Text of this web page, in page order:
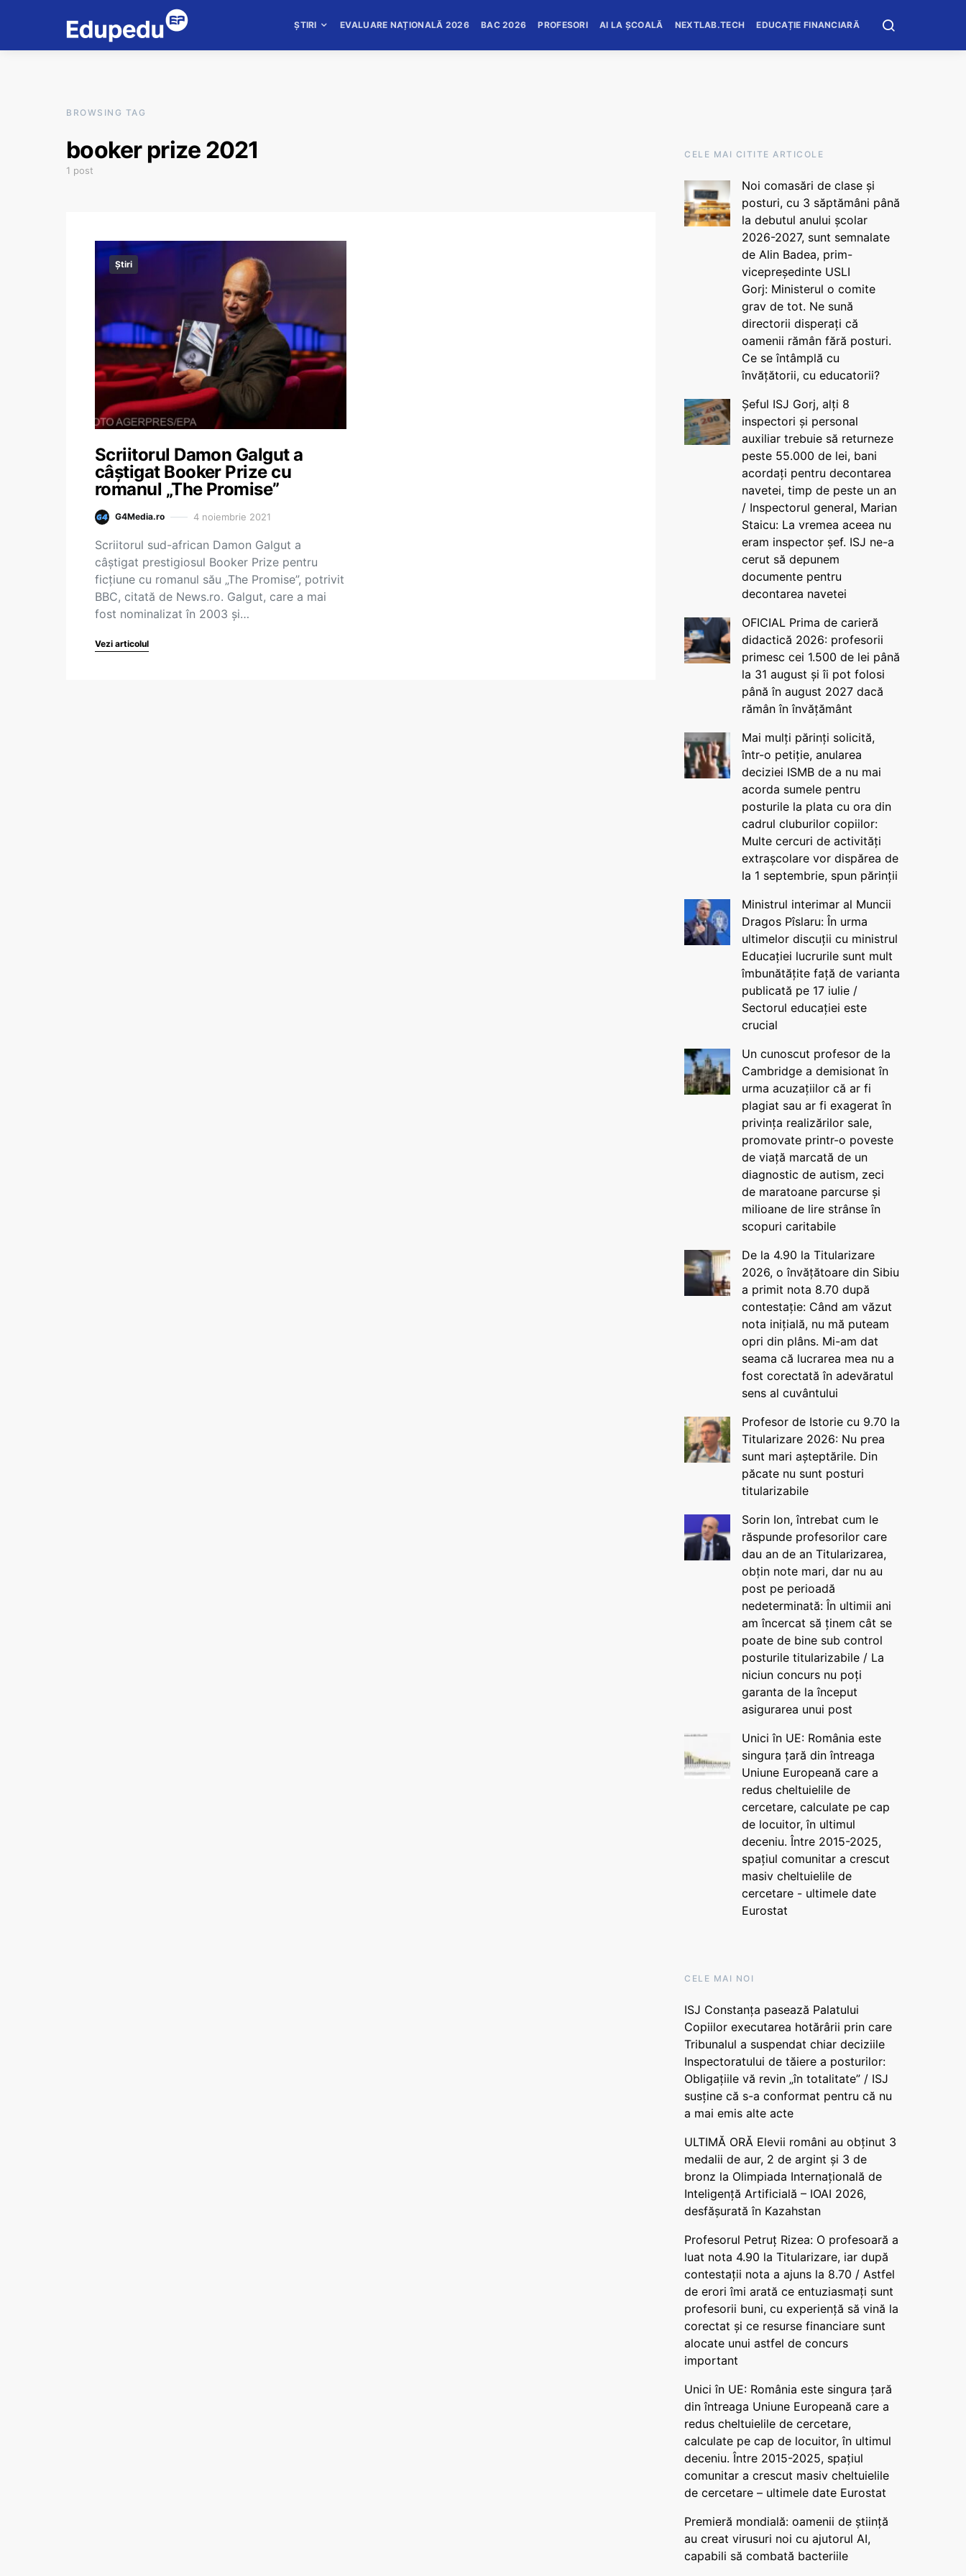
ȘTIRI EVALUARE NAȚIONALĂ 2026 BAC 2026 PROFESORI AI LA ȘCOALĂ NEXTLAB.TECH EDUCAȚIE FINANCIARĂ
BROWSING TAG
booker prize 2021
1 post
Știri
Scriitorul Damon Galgut a
câştigat Booker Prize cu
romanul „The Promise”
G4Media.ro 4 noiembrie 2021
Scriitorul sud-african Damon Galgut a
câştigat prestigiosul Booker Prize pentru
ficţiune cu romanul său „The Promise”, potrivit
BBC, citată de News.ro. Galgut, care a mai
fost nominalizat în 2003 şi…
Vezi articolul
CELE MAI CITITE ARTICOLE
Noi comasări de clase și
posturi, cu 3 săptămâni până
la debutul anului școlar
2026-2027, sunt semnalate
de Alin Badea, prim-
vicepreședinte USLI
Gorj: Ministerul o comite
grav de tot. Ne sună
directorii disperați că
oamenii rămân fără posturi.
Ce se întâmplă cu
învățătorii, cu educatorii?
Șeful ISJ Gorj, alți 8
inspectori și personal
auxiliar trebuie să returneze
peste 55.000 de lei, bani
acordați pentru decontarea
navetei, timp de peste un an
/ Inspectorul general, Marian
Staicu: La vremea aceea nu
eram inspector șef. ISJ ne-a
cerut să depunem
documente pentru
decontarea navetei
OFICIAL Prima de carieră
didactică 2026: profesorii
primesc cei 1.500 de lei până
la 31 august și îi pot folosi
până în august 2027 dacă
rămân în învățământ
Mai mulți părinți solicită,
într-o petiție, anularea
deciziei ISMB de a nu mai
acorda sumele pentru
posturile la plata cu ora din
cadrul cluburilor copiilor:
Multe cercuri de activități
extrașcolare vor dispărea de
la 1 septembrie, spun părinții
Ministrul interimar al Muncii
Dragos Pîslaru: În urma
ultimelor discuții cu ministrul
Educației lucrurile sunt mult
îmbunătățite față de varianta
publicată pe 17 iulie /
Sectorul educației este
crucial
Un cunoscut profesor de la
Cambridge a demisionat în
urma acuzațiilor că ar fi
plagiat sau ar fi exagerat în
privința realizărilor sale,
promovate printr-o poveste
de viață marcată de un
diagnostic de autism, zeci
de maratoane parcurse și
milioane de lire strânse în
scopuri caritabile
De la 4.90 la Titularizare
2026, o învățătoare din Sibiu
a primit nota 8.70 după
contestație: Când am văzut
nota inițială, nu mă puteam
opri din plâns. Mi-am dat
seama că lucrarea mea nu a
fost corectată în adevăratul
sens al cuvântului
Profesor de Istorie cu 9.70 la
Titularizare 2026: Nu prea
sunt mari așteptările. Din
păcate nu sunt posturi
titularizabile
Sorin Ion, întrebat cum le
răspunde profesorilor care
dau an de an Titularizarea,
obțin note mari, dar nu au
post pe perioadă
nedeterminată: În ultimii ani
am încercat să ținem cât se
poate de bine sub control
posturile titularizabile / La
niciun concurs nu poți
garanta de la început
asigurarea unui post
Unici în UE: România este
singura țară din întreaga
Uniune Europeană care a
redus cheltuielile de
cercetare, calculate pe cap
de locuitor, în ultimul
deceniu. Între 2015-2025,
spațiul comunitar a crescut
masiv cheltuielile de
cercetare - ultimele date
Eurostat
CELE MAI NOI
ISJ Constanța pasează Palatului
Copiilor executarea hotărârii prin care
Tribunalul a suspendat chiar deciziile
Inspectoratului de tăiere a posturilor:
Obligațiile vă revin „în totalitate” / ISJ
susține că s-a conformat pentru că nu
a mai emis alte acte
ULTIMĂ ORĂ Elevii români au obținut 3
medalii de aur, 2 de argint și 3 de
bronz la Olimpiada Internațională de
Inteligență Artificială – IOAI 2026,
desfășurată în Kazahstan
Profesorul Petruț Rizea: O profesoară a
luat nota 4.90 la Titularizare, iar după
contestații nota a ajuns la 8.70 / Astfel
de erori îmi arată ce entuziasmați sunt
profesorii buni, cu experiență să vină la
corectat și ce resurse financiare sunt
alocate unui astfel de concurs
important
Unici în UE: România este singura țară
din întreaga Uniune Europeană care a
redus cheltuielile de cercetare,
calculate pe cap de locuitor, în ultimul
deceniu. Între 2015-2025, spațiul
comunitar a crescut masiv cheltuielile
de cercetare – ultimele date Eurostat
Premieră mondială: oamenii de știință
au creat virusuri noi cu ajutorul AI,
capabili să combată bacteriile